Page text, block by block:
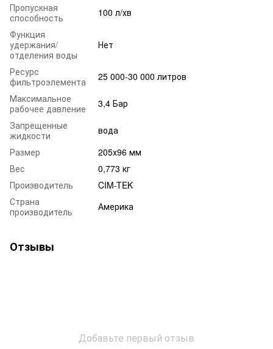
Пропускная
способность
100 л/хв
Функция
удержания/
отделения воды
Нет
Ресурс
фильтроэлемента
25 000-30 000 литров
Максимальное
рабочее давление
3,4 Бар
Запрещенные
жидкости
вода
Размер
205х96 мм
Вес
0,773 кг
Производитель
CIM-TEK
Страна
производитель
Америка
Отзывы
Добавьте первый отзыв